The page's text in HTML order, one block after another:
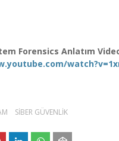
Forensics Anlatım
SİBER GÜVENLİK